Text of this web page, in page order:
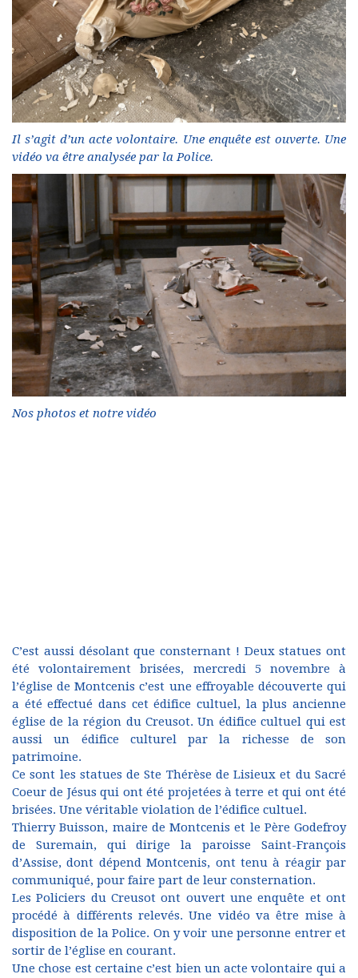
Il s’agit d’un acte volontaire. Une enquête est ouverte. Une
vidéo va être analysée par la Police.
Nos photos et notre vidéo
C’est aussi désolant que consternant ! Deux statues ont
été volontairement brisées, mercredi 5 novembre à
l’église de Montcenis c’est une effroyable découverte qui
a été effectué dans cet édifice cultuel, la plus ancienne
église de la région du Creusot. Un édifice cultuel qui est
aussi un édifice culturel par la richesse de son
patrimoine.
Ce sont les statues de Ste Thérèse de Lisieux et du Sacré
Coeur de Jésus qui ont été projetées à terre et qui ont été
brisées. Une véritable violation de l’édifice cultuel.
Thierry Buisson, maire de Montcenis et le Père Godefroy
de Suremain, qui dirige la paroisse Saint-François
d’Assise, dont dépend Montcenis, ont tenu à réagir par
communiqué, pour faire part de leur consternation.
Les Policiers du Creusot ont ouvert une enquête et ont
procédé à différents relevés. Une vidéo va être mise à
disposition de la Police. On y voir une personne entrer et
sortir de l’église en courant.
Une chose est certaine c’est bien un acte volontaire qui a